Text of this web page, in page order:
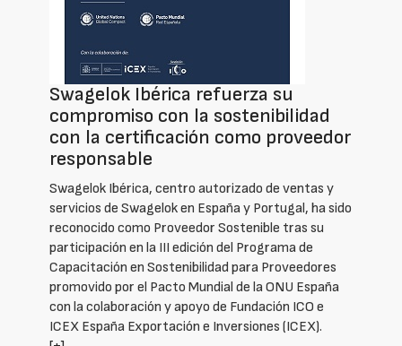
Swagelok Ibérica refuerza su
compromiso con la sostenibilidad
con la certificación como proveedor
responsable
Swagelok Ibérica, centro autorizado de ventas y
servicios de Swagelok en España y Portugal, ha sido
reconocido como Proveedor Sostenible tras su
participación en la III edición del Programa de
Capacitación en Sostenibilidad para Proveedores
promovido por el Pacto Mundial de la ONU España
con la colaboración y apoyo de Fundación ICO e
ICEX España Exportación e Inversiones (ICEX).